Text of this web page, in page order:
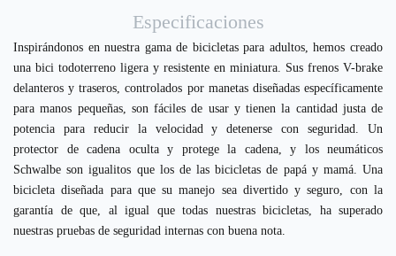
Especificaciones
Inspirándonos en nuestra gama de bicicletas para adultos, hemos creado
una bici todoterreno ligera y resistente en miniatura. Sus frenos V-brake
delanteros y traseros, controlados por manetas diseñadas específicamente
para manos pequeñas, son fáciles de usar y tienen la cantidad justa de
potencia para reducir la velocidad y detenerse con seguridad. Un
protector de cadena oculta y protege la cadena, y los neumáticos
Schwalbe son igualitos que los de las bicicletas de papá y mamá. Una
bicicleta diseñada para que su manejo sea divertido y seguro, con la
garantía de que, al igual que todas nuestras bicicletas, ha superado
nuestras pruebas de seguridad internas con buena nota.